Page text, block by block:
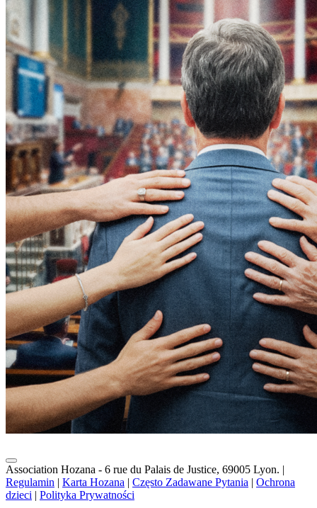
Association Hozana - 6 rue du Palais de Justice, 69005 Lyon. |
Regulamin | Karta Hozana | Często Zadawane Pytania | Ochrona
dzieci | Polityka Prywatności